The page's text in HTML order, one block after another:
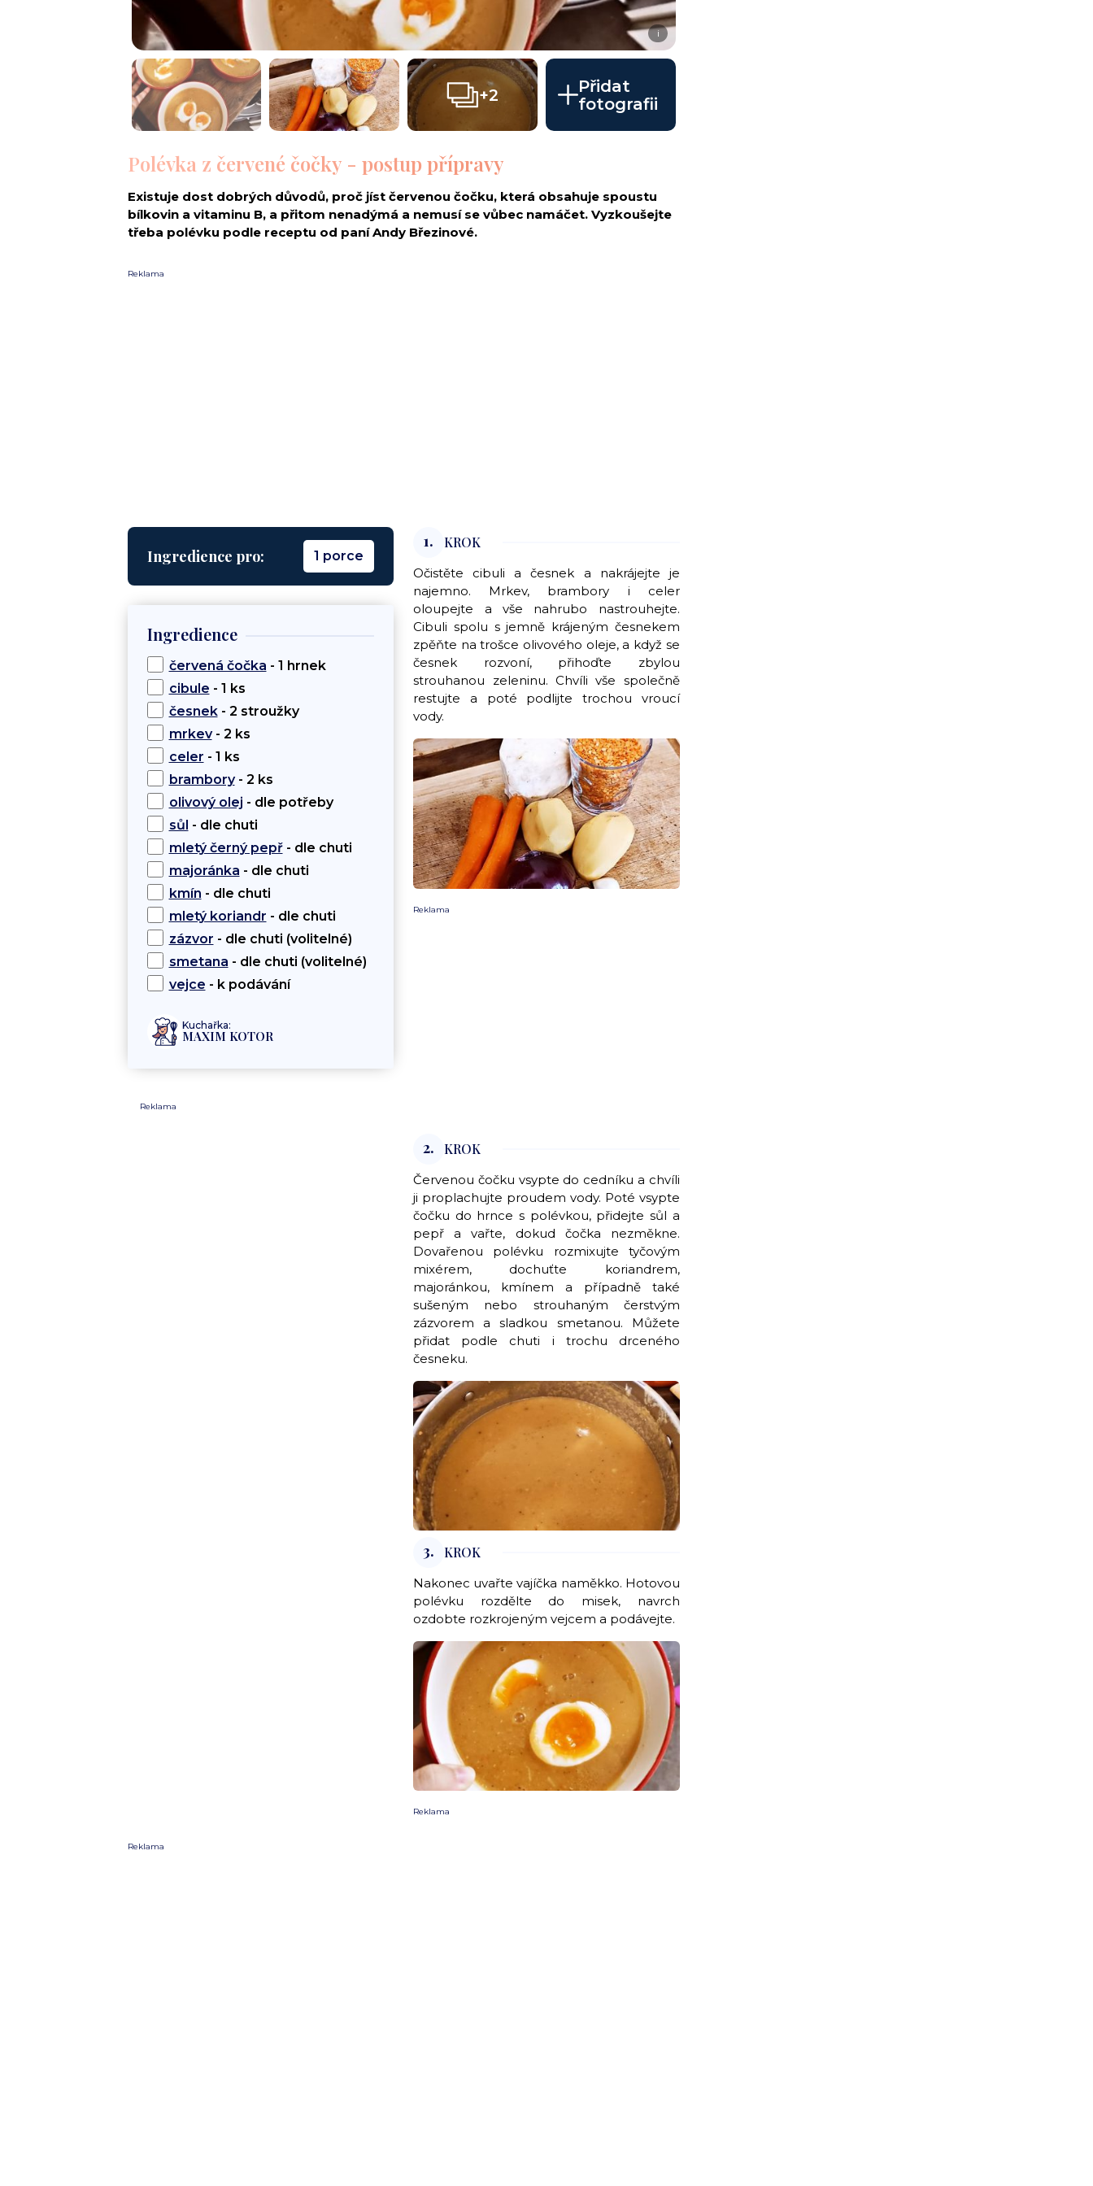
i
+2
Přidat
fotografii
Polévka z červené čočky - postup přípravy
Existuje dost dobrých důvodů, proč jíst červenou čočku, která obsahuje spoustu
bílkovin a vitaminu B, a přitom nenadýmá a nemusí se vůbec namáčet. Vyzkoušejte
třeba polévku podle receptu od paní Andy Březinové.
Reklama
Ingredience pro: 1 porce
Ingredience
červená čočka - 1 hrnek
cibule - 1 ks
česnek- 2 stroužky
mrkev- 2 ks
celer - 1 ks
brambory- 2 ks
olivový olej - dle potřeby
sůl - dle chuti
mletý černý pepř- dle chuti
majoránka - dle chuti
kmín - dle chuti
mletý koriandr - dle chuti
zázvor - dle chuti (volitelné)
smetana - dle chuti (volitelné)
vejce - k podávání
Kuchařka:
MAXIM KOTOR
Reklama
1. KROK
Očistěte cibuli a česnek a nakrájejte je
najemno. Mrkev, brambory i celer
oloupejte a vše nahrubo nastrouhejte.
Cibuli spolu s jemně krájeným česnekem
zpěňte na trošce olivového oleje, a když se
česnek rozvoní, přihoďte zbylou
strouhanou zeleninu. Chvíli vše společně
restujte a poté podlijte trochou vroucí
vody.
Reklama
2. KROK
Červenou čočku vsypte do cedníku a chvíli
ji proplachujte proudem vody. Poté vsypte
čočku do hrnce s polévkou, přidejte sůl a
pepř a vařte, dokud čočka nezměkne.
Dovařenou polévku rozmixujte tyčovým
mixérem, dochuťte koriandrem,
majoránkou, kmínem a případně také
sušeným nebo strouhaným čerstvým
zázvorem a sladkou smetanou. Můžete
přidat podle chuti i trochu drceného
česneku.
3. KROK
Nakonec uvařte vajíčka naměkko. Hotovou
polévku rozdělte do misek, navrch
ozdobte rozkrojeným vejcem a podávejte.
Reklama
Reklama